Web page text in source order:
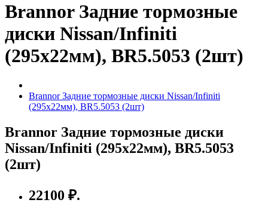
Brannor Задние тормозные
диски Nissan/Infiniti
(295x22мм), BR5.5053 (2шт)
Brannor Задние тормозные диски Nissan/Infiniti
(295x22мм), BR5.5053 (2шт)
Brannor Задние тормозные диски
Nissan/Infiniti (295x22мм), BR5.5053
(2шт)
22100 ₽.